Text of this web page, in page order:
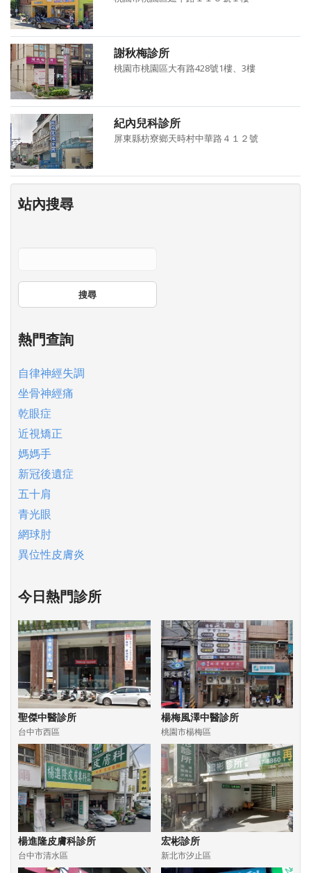
謝秋梅診所
桃園市桃園區大有路428號1樓、3樓
紀內兒科診所
屏東縣枋寮鄉天時村中華路４１２號
站內搜尋
搜尋
熱門查詢
自律神經失調
坐骨神經痛
乾眼症
近視矯正
媽媽手
新冠後遺症
五十肩
青光眼
網球肘
異位性皮膚炎
今日熱門診所
聖傑中醫診所
台中市西區
楊梅風澤中醫診所
桃園市楊梅區
楊進隆皮膚科診所
台中市清水區
宏彬診所
新北市汐止區